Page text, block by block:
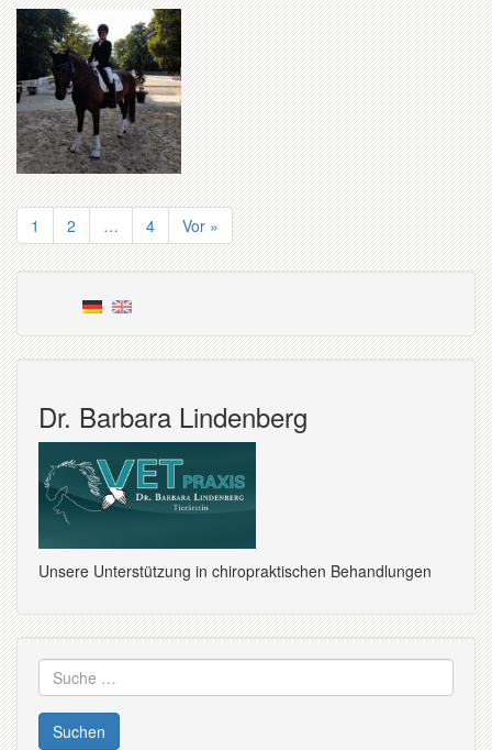
Beitrags-
Navigation
1 2 … 4 Vor »
Dr. Barbara Lindenberg
Unsere Unterstützung in chiropraktischen Behandlungen
Suche
nach: